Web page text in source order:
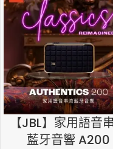
【JBL】家用語音
藍牙音響 A200